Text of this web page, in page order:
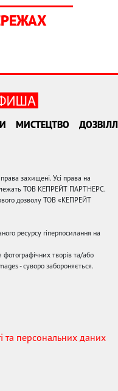
МИСТЕЦТВО
захищені. Усі права на
ТОВ КЕПРЕЙТ ПАРТНЕРС.
дозволу ТОВ «КЕПРЕЙТ
ресурсу гіперпосилання на
творів та/або
- суворо забороняється.
та персональних даних